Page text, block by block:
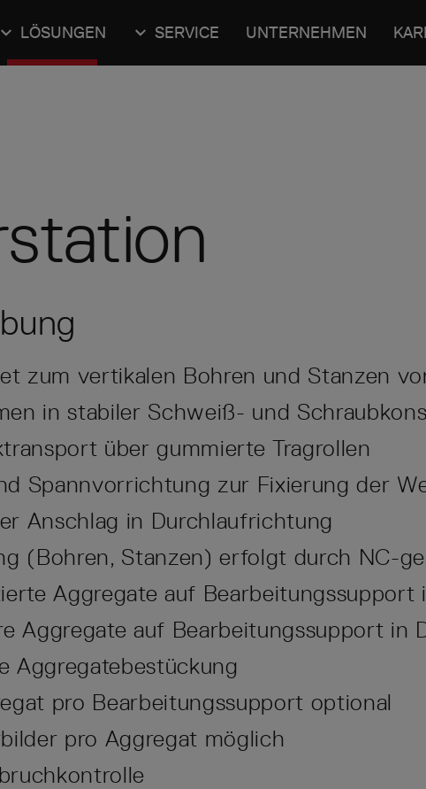
LÖSUNGEN SERVICE UNTERNEHMEN
zum vertikalen Bohren und Stanzen
in stabiler Schweiß- und
über gummierte Tragrollen
Spannvorrichtung zur Fixierung der
Anschlag in Durchlaufrichtung
(Bohren, Stanzen) erfolgt durch NC-
Aggregate auf
Aggregate auf Bearbeitungssupport in
Aggregatebestückung
pro Bearbeitungssupport optional
pro Aggregat möglich